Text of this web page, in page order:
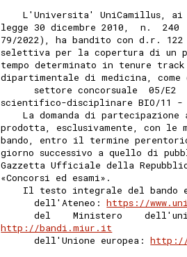
L'Universita' UniCamillus,
legge 30 dicembre 2010,  n.
79/2022), ha bandito con d.r.
selettiva per la copertura di un
tempo determinato in tenure
dipartimentale di medicina,
settore concorsuale  05/E2
scientifico-disciplinare BIO/11 -
La domanda di partecipazione
prodotta, esclusivamente,
bando, entro il termine
giorno successivo a quello di
Gazzetta Ufficiale della
«Concorsi ed esami».
Il testo integrale del bando
      dell'Ateneo:
https://
del    Ministero
http://bandi.miur.it
      dell'Unione europea:
http://